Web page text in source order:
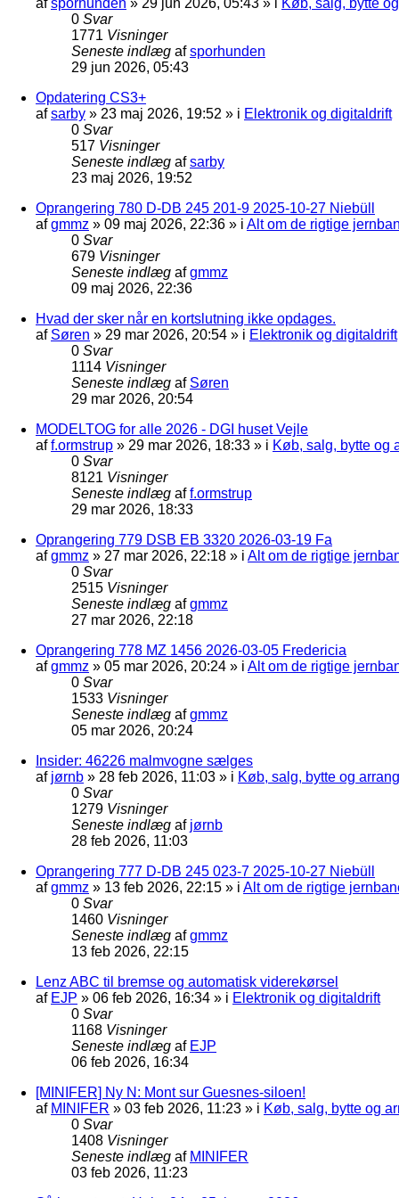
0 Svar
1771 Visninger
Seneste indlæg afsporhunden
29 jun 2026, 05:43
Opdatering CS3+
afsarby » 23 maj 2026, 19:52 » i Elektronik og digitaldrift
0 Svar
517 Visninger
Seneste indlæg afsarby
23 maj 2026, 19:52
Oprangering 780 D-DB 245 201-9 2025-10-27 Niebüll
afgmmz » 09 maj 2026, 22:36 » i Alt om de rigtige
0 Svar
679 Visninger
Seneste indlæg afgmmz
09 maj 2026, 22:36
Hvad der sker når en kortslutning ikke opdages.
af Søren » 29 mar 2026, 20:54 » i Elektronik og digitaldrift
0 Svar
1114 Visninger
Seneste indlæg af Søren
29 mar 2026, 20:54
MODELTOG for alle 2026 - DGI huset Vejle
aff.ormstrup » 29 mar 2026, 18:33 » i Køb, salg, bytte og
0 Svar
8121 Visninger
Seneste indlæg aff.ormstrup
29 mar 2026, 18:33
Oprangering 779 DSB EB 3320 2026-03-19 Fa
afgmmz » 27 mar 2026, 22:18 » i Alt om de rigtige
0 Svar
2515 Visninger
Seneste indlæg afgmmz
27 mar 2026, 22:18
Oprangering 778 MZ 1456 2026-03-05 Fredericia
afgmmz » 05 mar 2026, 20:24 » i Alt om de rigtige
0 Svar
1533 Visninger
Seneste indlæg afgmmz
05 mar 2026, 20:24
Insider: 46226 malmvogne sælges
af jørnb » 28 feb 2026, 11:03 » i Køb, salg, bytte og
0 Svar
1279 Visninger
Seneste indlæg af jørnb
28 feb 2026, 11:03
Oprangering 777 D-DB 245 023-7 2025-10-27 Niebüll
afgmmz » 13 feb 2026, 22:15 » i Alt om de rigtige
0 Svar
1460 Visninger
Seneste indlæg afgmmz
13 feb 2026, 22:15
Lenz ABC til bremse og automatisk viderekørsel
af EJP » 06 feb 2026, 16:34 » i Elektronik og digitaldrift
0 Svar
1168 Visninger
Seneste indlæg af EJP
06 feb 2026, 16:34
[MINIFER] Ny N: Mont sur Guesnes-siloen!
af MINIFER » 03 feb 2026, 11:23 » i Køb, salg, bytte og
0 Svar
1408 Visninger
Seneste indlæg af MINIFER
03 feb 2026, 11:23